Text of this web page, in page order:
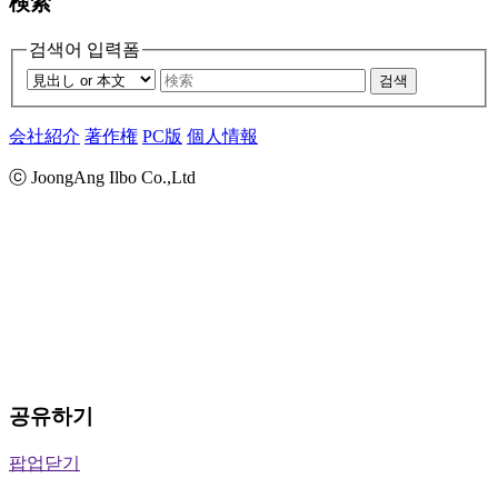
검색어 입력폼
검색
会社紹介 著作権 PC版 個人情報
ⓒ JoongAng Ilbo Co.,Ltd
공유하기
팝업닫기